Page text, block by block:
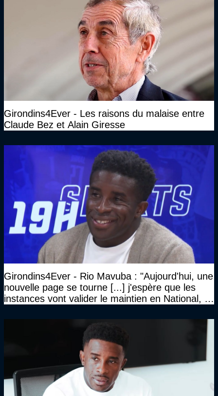
Girondins4Ever - Les raisons du malaise entre
Claude Bez et Alain Giresse
Girondins4Ever - Rio Mavuba : "Aujourd'hui, une
nouvelle page se tourne [...] j'espère que les
instances vont valider le maintien en National, et
haut niveau"